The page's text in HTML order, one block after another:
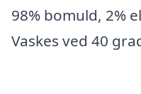
98% bomuld, 2%
Vaskes ved 40